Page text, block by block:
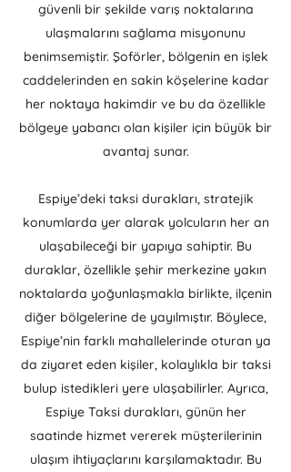
güvenli bir şekilde varış noktalarına
ulaşmalarını sağlama misyonunu
benimsemiştir. Şoförler, bölgenin en işlek
caddelerinden en sakin köşelerine kadar
her noktaya hakimdir ve bu da özellikle
bölgeye yabancı olan kişiler için büyük bir
avantaj sunar.
Espiye’deki taksi durakları, stratejik
konumlarda yer alarak yolcuların her an
ulaşabileceği bir yapıya sahiptir. Bu
duraklar, özellikle şehir merkezine yakın
noktalarda yoğunlaşmakla birlikte, ilçenin
diğer bölgelerine de yayılmıştır. Böylece,
Espiye’nin farklı mahallelerinde oturan ya
da ziyaret eden kişiler, kolaylıkla bir taksi
bulup istedikleri yere ulaşabilirler. Ayrıca,
Espiye Taksi durakları, günün her
saatinde hizmet vererek müşterilerinin
ulaşım ihtiyaçlarını karşılamaktadır. Bu